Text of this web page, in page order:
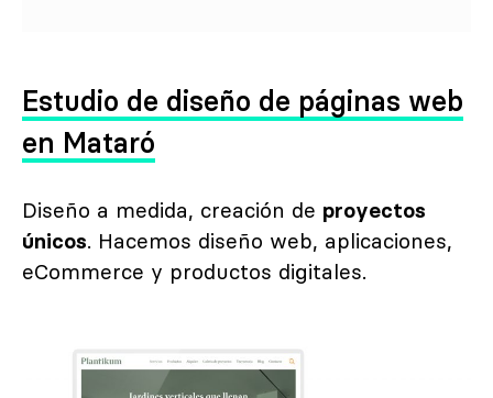
Estudio de diseño de páginas web
en Mataró
Diseño a medida, creación de proyectos
únicos. Hacemos diseño web, aplicaciones,
eCommerce y productos digitales.